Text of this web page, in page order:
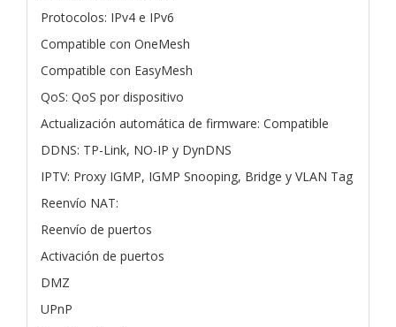
Protocolos: IPv4 e IPv6
Compatible con OneMesh
Compatible con EasyMesh
QoS: QoS por dispositivo
Actualización automática de firmware: Compatible
DDNS: TP-Link, NO-IP y DynDNS
IPTV: Proxy IGMP, IGMP Snooping, Bridge y VLAN Tag
Reenvío NAT:
Reenvío de puertos
Activación de puertos
DMZ
UPnP